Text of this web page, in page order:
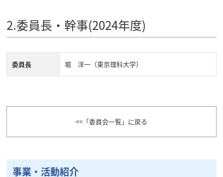
2.委員長・幹事(2024年度)
委員長 堀 洋一（東京理科大学）
「委員会一覧」に戻る
事業・活動紹介